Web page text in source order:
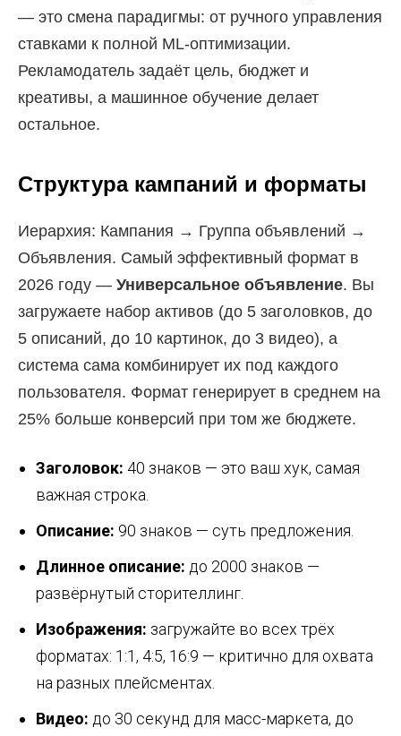
— это смена парадигмы: от ручного управления
ставками к полной ML-оптимизации.
Рекламодатель задаёт цель, бюджет и
креативы, а машинное обучение делает
остальное.
Структура кампаний и форматы
Иерархия: Кампания → Группа объявлений →
Объявления. Самый эффективный формат в
2026 году — Универсальное объявление. Вы
загружаете набор активов (до 5 заголовков, до
5 описаний, до 10 картинок, до 3 видео), а
система сама комбинирует их под каждого
пользователя. Формат генерирует в среднем на
25% больше конверсий при том же бюджете.
Заголовок: 40 знаков — это ваш хук, самая
важная строка.
Описание: 90 знаков — суть предложения.
Длинное описание: до 2000 знаков —
развёрнутый сторителлинг.
Изображения: загружайте во всех трёх
форматах: 1:1, 4:5, 16:9 — критично для охвата
на разных плейсментах.
Видео: до 30 секунд для масс-маркета, до